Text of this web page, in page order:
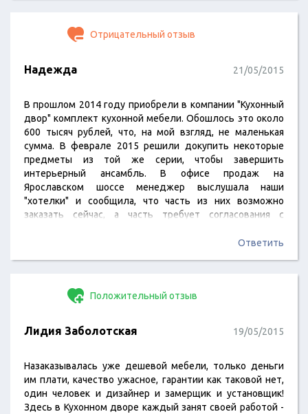
Отрицательный отзыв
Надежда 21/05/2015
В прошлом 2014 году приобрели в компании "Кухонный
двор" комплект кухонной мебели. Обошлось это около
600 тысяч рублей, что, на мой взгляд, не маленькая
сумма. В феврале 2015 решили докупить некоторые
предметы из той же серии, чтобы завершить
интерьерный ансамбль. В офисе продаж на
Ярославском шоссе менеджер выслушала наши
"хотелки" и сообщила, что часть из них возможно
заказать сейчас, а часть требует согласования с
что стопроцентно возможно, а за остальное
чтобы нам привезли…
Ответить
Положительный отзыв
Лидия Заболотская 19/05/2015
Назаказывалась уже дешевой мебели, только деньги
им плати, качество ужасное, гарантии как таковой нет,
один человек и дизайнер и замерщик и установщик!
Здесь в Кухонном дворе каждый занят своей работой -